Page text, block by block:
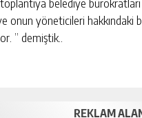
onun yöneticileri
” demiştik..
REKLAM